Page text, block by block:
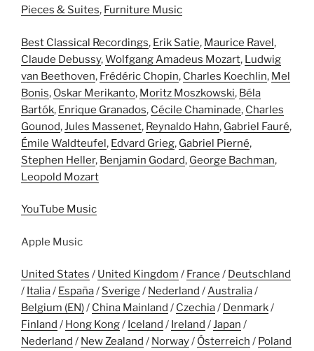
Pieces & Suites, Furniture Music
Best Classical Recordings, Erik Satie, Maurice Ravel,
Claude Debussy,Wolfgang Amadeus Mozart, Ludwig
van Beethoven, Frédéric Chopin, Charles Koechlin, Mel
Bonis, Oskar Merikanto, Moritz Moszkowski, Béla
Bartók, Enrique Granados, Cécile Chaminade, Charles
Gounod, Jules Massenet, Reynaldo Hahn, Gabriel Fauré,
Émile Waldteufel, Edvard Grieg, Gabriel Pierné,
Stephen Heller, Benjamin Godard, George Bachman,
Leopold Mozart
YouTube Music
Apple Music
United States / United Kingdom / France / Deutschland
/ Italia/ España/ Sverige / Nederland /Australia/
Belgium (EN)/ China Mainland / Czechia/ Denmark/
Finland / Hong Kong/ Iceland / Ireland /Japan /
Nederland / New Zealand / Norway/ Österreich / Poland